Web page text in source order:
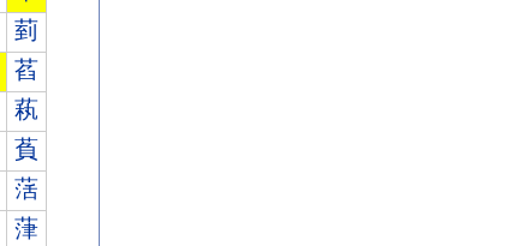
菿
萏
萟
萯
萿
葏